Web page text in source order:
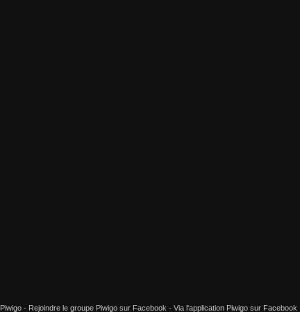
Piwigo - Rejoindre le groupe Piwigo sur Facebook - Via l'application Piwigo sur Facebook